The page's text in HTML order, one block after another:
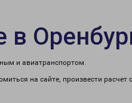
в
и авиатранспортом.
на сайте, произвести